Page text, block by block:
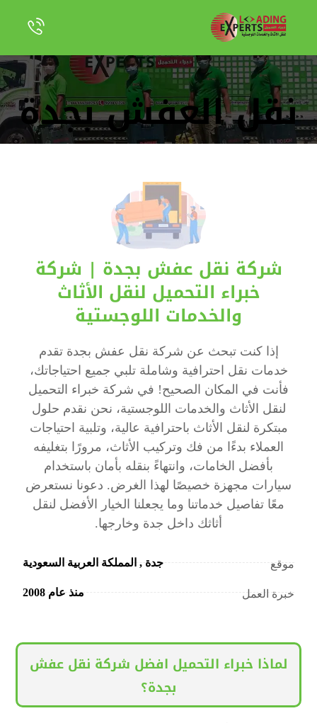
نقل العفش بجدة
شركة نقل عفش بجدة | شركة
خبراء التحميل لنقل الأثاث
والخدمات اللوجستية
إذا كنت تبحث عن شركة نقل عفش بجدة تقدم
خدمات نقل احترافية وشاملة تلبي جميع احتياجاتك،
فأنت في المكان الصحيح! في شركة خبراء التحميل
لنقل الأثاث والخدمات اللوجستية، نحن نقدم حلول
مبتكرة لنقل الأثاث باحترافية عالية، وتلبية احتياجات
العملاء بدءًا من فك وتركيب الأثاث، مرورًا بتغليفه
بأفضل الخامات، وانتهاءً بنقله بأمان باستخدام
سيارات مجهزة خصيصًا لهذا الغرض. دعونا نستعرض
معًا تفاصيل خدماتنا وما يجعلنا الخيار الأفضل لنقل
أثاثك داخل جدة وخارجها.
موقع جدة , المملكة العربية السعودية
خبرة العمل منذ عام 2008
لماذا خبراء التحميل افضل شركة نقل عفش
بجدة؟